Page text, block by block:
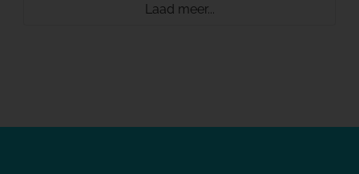
Laad meer...